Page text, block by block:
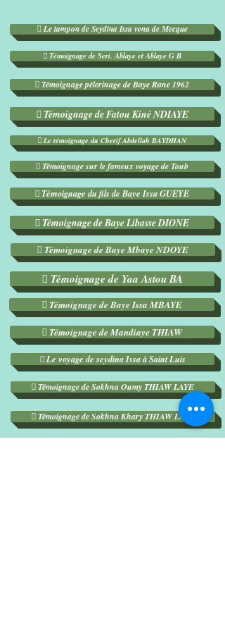
 Le tampon de Seydina Issa venu de Mecque
 Témoignage de Seri. Ablaye et Ablaye G B
 Témoignage pèlerinage de Baye Rane 1962
 Témoignage de Fatou Kiné NDIAYE
 Le témoignage du Cherif Abdellah BAYDHAN
 Témoignage sur le fameux voyage de Toub
 Témoignage du fils de Baye Issa GUEYE
 Témoignage de Baye Libasse DIONE
 Témoignage de Baye Mbaye NDOYE
 Témoignage de Yaa Astou BA
 Témoignage de Baye Issa MBAYE
 Témoignage de Mandiaye THIAW
 Le voyage de seydina Issa à Saint Luis
 Témoignage de Sokhna Oumy THIAW LAYE
 Témoignage de Sokhna Khary THIAW LAYE